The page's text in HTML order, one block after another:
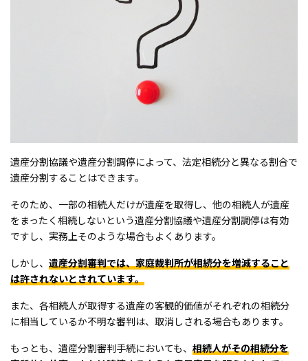
遺産分割協議や遺産分割調停によって、法定相続分と異なる割合で
遺産分割することはできます。
そのため、一部の相続人だけが遺産を取得し、他の相続人が遺産
をまったく相続しないという遺産分割協議や遺産分割調停は有効
ですし、実務上そのような場合もよくあります。
しかし、 遺産分割審判では、家庭裁判所が相続分を増減すること
は許されないとされています。
また、各相続人が取得する遺産の客観的価値がそれぞれの相続分
に相当しているか不明な審判は、取消しされる場合もあります。
もっとも、遺産分割審判手続においても、 相続人がその相続分を